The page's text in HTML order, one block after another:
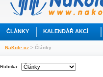
ČLÁNKY KALENDÁŘ AKCÍ
NaKole.cz > Články
Rubrika: